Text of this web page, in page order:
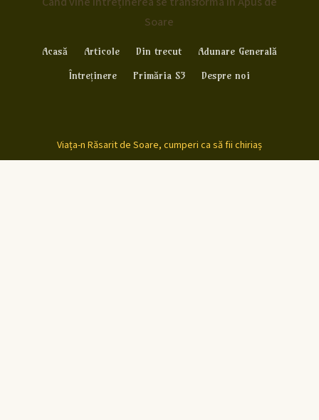
Soare
Acasă Articole Din trecut
Adunare Generală
Întreținere
Primăria S3 Despre noi
Viața-n Răsarit de Soare, cumperi ca să fii chiriaș